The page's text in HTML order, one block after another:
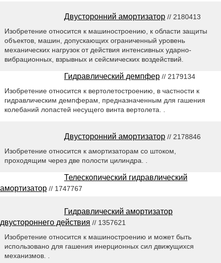
Двусторонний амортизатор // 2180413
Изобретение относится к машиностроению, к области защиты
объектов, машин, допускающих ограниченный уровень
механических нагрузок от действия интенсивных ударно-
вибрационных, взрывных и сейсмических воздействий.
Гидравлический демпфер // 2179134
Изобретение относится к вертолетостроению, в частности к
гидравлическим демпферам, предназначенным для гашения
колебаний лопастей несущего винта вертолета. .
Двусторонний амортизатор // 2178846
Изобретение относится к амортизаторам со штоком,
проходящим через две полости цилиндра. .
Телескопический гидравлический
амортизатор // 1747767
Гидравлический амортизатор
двустороннего действия // 1357621
Изобретение относится к машиностроению и может быть
использовано для гашения инерционных сил движущихся
механизмов. .